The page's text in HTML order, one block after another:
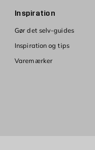
Inspiration
Gør det selv-guides
Inspiration og tips
Varemærker